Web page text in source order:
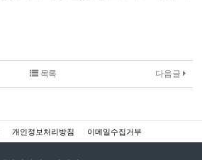
다음글
목록
개인정보처리방침 이메일수집거부